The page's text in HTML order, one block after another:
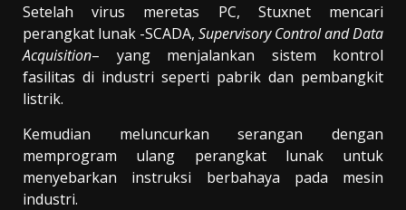
Setelah virus meretas PC, Stuxnet mencari
perangkat lunak -SCADA, Supervisory Control and Data
Acquisition– yang menjalankan sistem kontrol
fasilitas di industri seperti pabrik dan pembangkit
listrik.
Kemudian meluncurkan serangan dengan
memprogram ulang perangkat lunak untuk
menyebarkan instruksi berbahaya pada mesin
industri.